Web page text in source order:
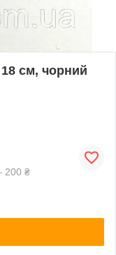
18 см, чорний
200 ₴